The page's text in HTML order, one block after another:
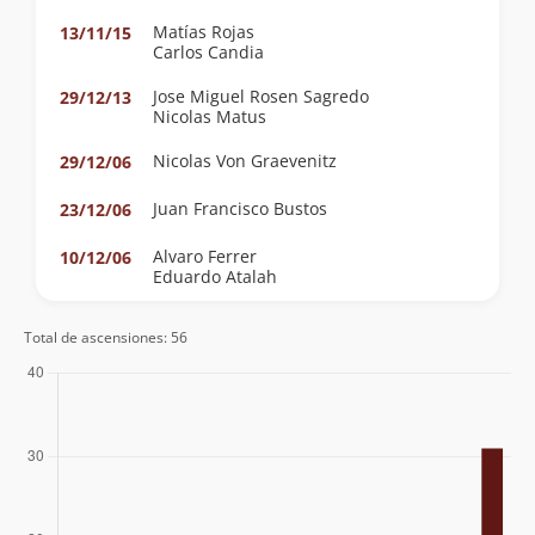
13/11/15
Matías Rojas
Carlos Candia
29/12/13
Jose Miguel Rosen Sagredo
Nicolas Matus
29/12/06
Nicolas Von Graevenitz
23/12/06 Juan Francisco Bustos
10/12/06
Alvaro Ferrer
Eduardo Atalah
Total de ascensiones: 56